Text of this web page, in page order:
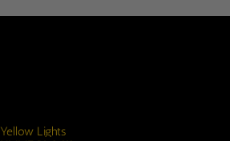
Yellow Lights